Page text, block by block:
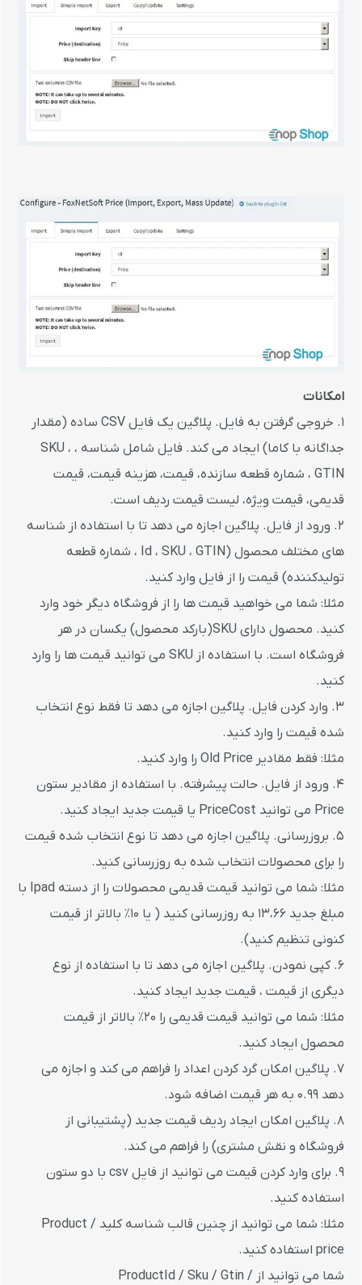
امکانات
1. خروجی گرفتن به فایل. پلاگین یک فایل CSV ساده (مقدار
جداگانه با کاما) ایجاد می کند. فایل شامل شناسه ، SKU ،
GTIN ، شماره قطعه سازنده، قیمت، هزینه قیمت، قیمت
قدیمی، قیمت ویژه، لیست قیمت ردیف است.
2. ورود از فایل. پلاگین اجازه می دهد تا با استفاده از شناسه
های مختلف محصول (Id ، SKU ، GTIN ، شماره قطعه
تولیدکننده) قیمت را از فایل وارد کنید.
مثلا: شما می خواهید قیمت ها را از فروشگاه دیگر خود وارد
کنید. محصول دارای SKU(بارکد محصول) یکسان در هر
فروشگاه است. با استفاده از SKU می توانید قیمت ها را وارد
کنید.
3. وارد کردن فایل. پلاگین اجازه می دهد تا فقط نوع انتخاب
شده قیمت را وارد کنید.
مثلا: فقط مقادیر Old Price را وارد کنید.
4. ورود از فایل. حالت پیشرفته. با استفاده از مقادیر ستون
Price می توانید PriceCost یا قیمت جدید ایجاد کنید.
5. بروزرسانی. پلاگین اجازه می دهد تا نوع انتخاب شده قیمت
را برای محصولات انتخاب شده به روزرسانی کنید.
مثلا: شما می توانید قیمت قدیمی محصولات را از دسته Ipad با
مبلغ جدید 13،66 به روزرسانی کنید ( یا 10٪ بالاتر از قیمت
کنونی تنظیم کنید).
6. کپی نمودن. پلاگین اجازه می دهد تا با استفاده از نوع
دیگری از قیمت ، قیمت جدید ایجاد کنید.
مثلا: شما می توانید قیمت قدیمی را 20٪ بالاتر از قیمت
محصول ایجاد کنید.
7. پلاگین امکان گرد کردن اعداد را فراهم می کند و اجازه می
دهد 0.99 به هر قیمت اضافه شود.
8. پلاگین امکان ایجاد ردیف قیمت جدید (پشتیبانی از
فروشگاه و نقش مشتری) را فراهم می کند.
9. برای وارد کردن قیمت می توانید از فایل csv با دو ستون
استفاده کنید.
مثلا: شما می توانید از چنین قالب شناسه کلید Product /
price استفاده کنید.
شما می توانید از ProductId / Sku / Gtin /